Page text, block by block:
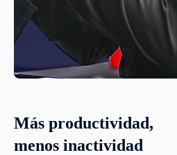
Más productividad,
menos inactividad